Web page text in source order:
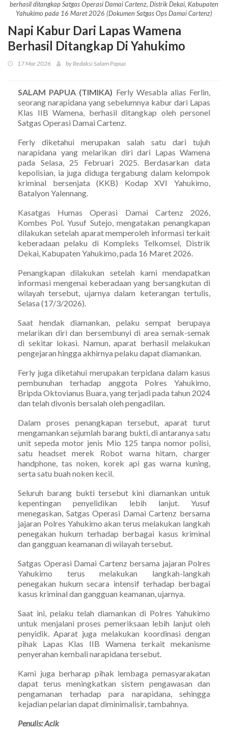
berhasil ditangkap Satgas Operasi Damai Cartenz, Distrik Dekai, Kabupaten
Yahukimo pada 16 Maret 2026 (Dokumen Satgas Ops Damai Cartenz)
Napi Kabur Dari Lapas Wamena
Berhasil Ditangkap Di Yahukimo
17 Mar 2026 by Redaksi Salam Papua
SALAM PAPUA (TIMIKA) Ferly Wesabla alias Ferlin,
seorang narapidana yang sebelumnya kabur dari Lapas
Klas IIB Wamena, berhasil ditangkap oleh personel
Satgas Operasi Damai Cartenz.
Ferly diketahui merupakan salah satu dari tujuh
narapidana yang melarikan diri dari Lapas Wamena
pada Selasa, 25 Februari 2025. Berdasarkan data
kepolisian, ia juga diduga tergabung dalam kelompok
kriminal bersenjata (KKB) Kodap XVI Yahukimo,
Batalyon Yalennang.
Kasatgas Humas Operasi Damai Cartenz 2026,
Kombes Pol. Yusuf Sutejo, mengatakan penangkapan
dilakukan setelah aparat memperoleh informasi terkait
keberadaan pelaku di Kompleks Telkomsel, Distrik
Dekai, Kabupaten Yahukimo, pada 16 Maret 2026.
Penangkapan dilakukan setelah kami mendapatkan
informasi mengenai keberadaan yang bersangkutan di
wilayah tersebut, ujarnya dalam keterangan tertulis,
Selasa (17/3/2026).
Saat hendak diamankan, pelaku sempat berupaya
melarikan diri dan bersembunyi di area semak-semak
di sekitar lokasi. Namun, aparat berhasil melakukan
pengejaran hingga akhirnya pelaku dapat diamankan.
Ferly juga diketahui merupakan terpidana dalam kasus
pembunuhan terhadap anggota Polres Yahukimo,
Bripda Oktovianus Buara, yang terjadi pada tahun 2024
dan telah divonis bersalah oleh pengadilan.
Dalam proses penangkapan tersebut, aparat turut
mengamankan sejumlah barang bukti, di antaranya satu
unit sepeda motor jenis Mio 125 tanpa nomor polisi,
satu headset merek Robot warna hitam, charger
handphone, tas noken, korek api gas warna kuning,
serta satu buah noken kecil.
Seluruh barang bukti tersebut kini diamankan untuk
kepentingan penyelidikan lebih lanjut. Yusuf
menegaskan, Satgas Operasi Damai Cartenz bersama
jajaran Polres Yahukimo akan terus melakukan langkah
penegakan hukum terhadap berbagai kasus kriminal
dan gangguan keamanan di wilayah tersebut.
Satgas Operasi Damai Cartenz bersama jajaran Polres
Yahukimo terus melakukan langkah-langkah
penegakan hukum secara intensif terhadap berbagai
kasus kriminal dan gangguan keamanan, ujarnya.
Saat ini, pelaku telah diamankan di Polres Yahukimo
untuk menjalani proses pemeriksaan lebih lanjut oleh
penyidik. Aparat juga melakukan koordinasi dengan
pihak Lapas Klas IIB Wamena terkait mekanisme
penyerahan kembali narapidana tersebut.
Kami juga berharap pihak lembaga pemasyarakatan
dapat terus meningkatkan sistem pengawasan dan
pengamanan terhadap para narapidana, sehingga
kejadian pelarian dapat diminimalisir, tambahnya.
Penulis: Acik